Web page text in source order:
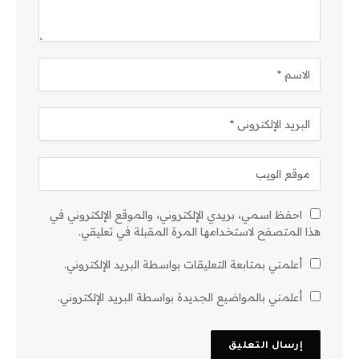
احفظ اسمي، بريدي الإلكتروني، والموقع الإلكتروني في
هذا المتصفح لاستخدامها المرة المقبلة في تعليقي.
أعلمني بمتابعة التعليقات بواسطة البريد الإلكتروني.
أعلمني بالمواضيع الجديدة بواسطة البريد الإلكتروني.